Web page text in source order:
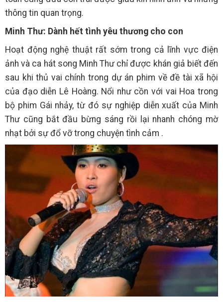
thông tin quan trọng.
Minh Thư: Dành hết tình yêu thương cho con
Hoạt động nghệ thuật rất sớm trong cả lĩnh vực điện
ảnh và ca hát song Minh Thư chỉ được khán giả biết đến
sau khi thủ vai chính trong dự án phim về đề tài xã hội
của đạo diễn Lê Hoàng. Nổi như cồn với vai Hoa trong
bộ phim Gái nhảy, từ đó sự nghiệp diễn xuất của Minh
Thư cũng bắt đầu bừng sáng rồi lại nhanh chóng mờ
nhạt bởi sự đổ vỡ trong chuyện tình cảm .